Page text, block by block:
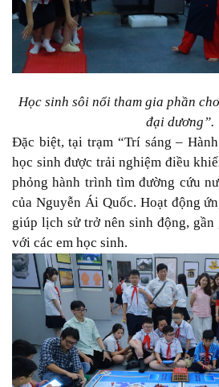
Học sinh sôi nổi tham gia phần
đại dương”.
Đặc biệt, tại trạm “Trí sáng –
học sinh được trải nghiệm điều
phỏng hành trình tìm đường cứu
của Nguyễn Ái Quốc. Hoạt động
giúp lịch sử trở nên sinh động,
với các em học sinh.